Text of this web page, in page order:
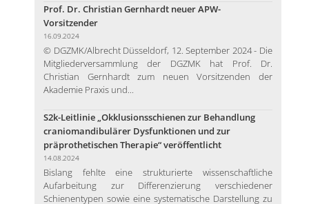
Prof. Dr. Christian Gernhardt neuer APW-
Vorsitzender
16.09.2024
© DGZMK/Albrecht Düsseldorf, 12. September 2024 - Die
Mitgliederversammlung der DGZMK hat Prof. Dr.
Christian Gernhardt zum neuen Vorsitzenden der
Akademie Praxis und...
S2k-Leitlinie „Okklusionsschienen zur Behandlung
craniomandibulärer Dysfunktionen und zur
präprothetischen Therapie“ veröffentlicht
14.08.2024
Bislang fehlte eine strukturierte wissenschaftliche
Aufarbeitung zur Differenzierung verschiedener
Schienentypen sowie eine systematische Darstellung zu